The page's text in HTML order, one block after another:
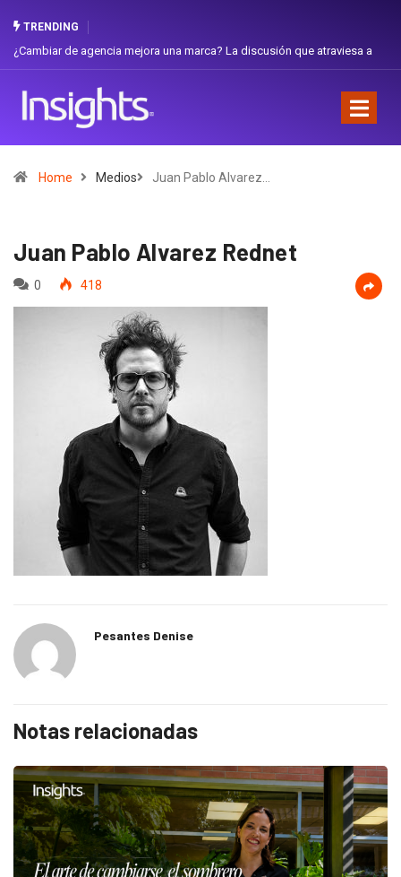
TRENDING
de agencia mejora una marca? La discusión que atraviesa a
Gabriela
Home Medios Juan Pablo Alvarez…
Juan Pablo Alvarez Rednet
0 418
Pesantes Denise
Notas relacionadas